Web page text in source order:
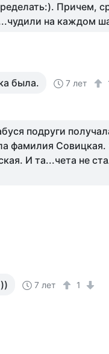
Причем,
на каждом
была. 7 лет
подруги
фамилия Совицкая.
И та...чета не
7 лет 1